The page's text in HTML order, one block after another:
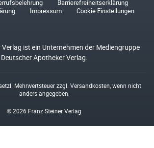
Barrierefreiheitserklärung
Impressum Cookie Einstellungen
Verlag ist ein Unternehmen der Mediengruppe
Deutscher Apotheker Verlag.
Mehrwertsteuer zzgl. Versandkosten , wenn nicht
anders angegeben.
© 2026 Franz Steiner Verlag